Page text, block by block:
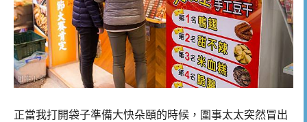
正當我打開袋子準備大快朵頤的時候，圍事太太突然冒出